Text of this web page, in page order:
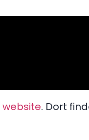
website. Dort